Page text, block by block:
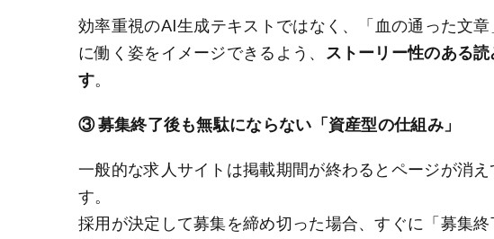
効率重視のAI生成テキストではなく、「血の通った文
に働く姿をイメージできるよう、
ストーリー性のある
す。
③ 募集終了後も無駄にならない「資産型の仕組み」
一般的な求人サイトは掲載期間が終わるとページが消
す。
採用が決定して募集を締め切った場合、すぐに「募集終